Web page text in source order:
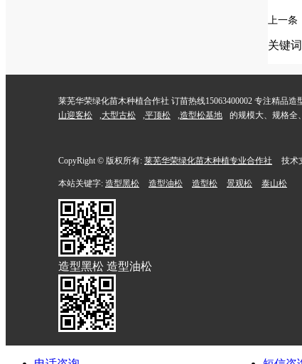
上一条
关键词
莱芜华荣绿化苗木种植合作社 订苗热线15063400002 专注精品
山迎客松
,大型古松 ,平顶松 ,造型松基地 的规模大、规格全
CopyRight © 版权所有: 莱芜华荣绿化苗木种植专业合作社 技术
本站关键字: 造型黑松 造型油松 造型松 景观松 泰山松
造型黑松 造型油松